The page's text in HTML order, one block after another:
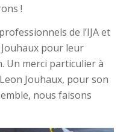
!
de l’IJA et
pour leur
Un merci particulier à
Jouhaux, pour son
nous faisons